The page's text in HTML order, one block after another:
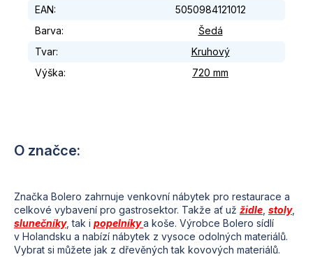
EAN:
5050984121012
Barva:
Šedá
Tvar:
Kruhový
Výška: 720 mm
Značka Bolero zahrnuje venkovní nábytek pro restaurace a
celkové vybavení pro gastrosektor. Takže ať už židle stoly,
slunečníky, tak i popelníkya koše. Výrobce Bolero sídlí
v Holandsku a nabízí nábytek z vysoce odolných materiálů.
Vybrat si můžete jak z dřevěných tak kovových materiálů.